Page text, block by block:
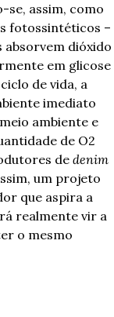
assim, como
fotossintéticos –
absorvem dióxido
em glicose
de vida, a
imediato
ambiente e
de O2
de denim
um projeto
que aspira a
realmente vir a
o mesmo